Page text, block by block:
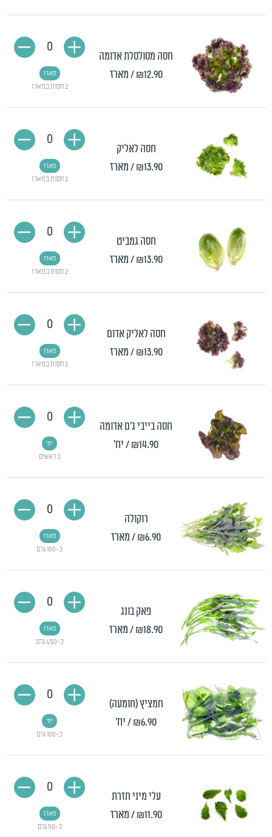
חסה מסולסלת אדומה
₪12.90 / מארז
2 חסות במארז
מארז
0
חסה לאליק
₪13.90 / מארז
2 חסות במארז
מארז
0
חסה גמביט
₪13.90 / מארז
2 חסות במארז
מארז
0
חסה לאליק אדום
₪13.90 / מארז
2 חסות במארז
מארז
0
חסה בייבי ג'ם אדומה
₪14.90/ יח'
3 ראשים
יח'
0
רוקולה
₪6.90/ מארז
כ-100 גרם
מארז
0
פאק בונג
₪18.90/ מארז
כ-450 גרם
מארז
0
חמציץ (חומעה)
₪6.90/ יח'
כ-100 גרם
יח'
0
עלי מיני חזרת
₪11.90 / מארז
כ-50 גרם
מארז
0